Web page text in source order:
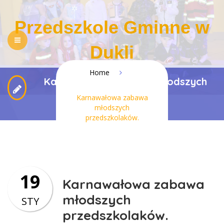
Przedszkole Gminne w
Dukli
NASZE PRZEDSZKOLE REKRUTACJA
PEDAGOGIZACJA RODZICÓW
Karnawałowa zabawa młodszych
przedszkolaków.
Home
Karnawałowa zabawa
młodszych
przedszkolaków.
Karnawałowa zabawa
młodszych
przedszkolaków.
19
STY